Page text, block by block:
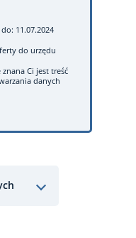
11.07.2024
do urzędu
Ci jest treść
danych